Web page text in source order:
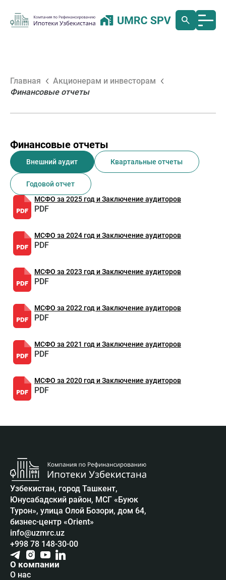
Главная
Акционерам и инвесторам
Финансовые отчеты
Финансовые отчеты
Внешний аудит Квартальные отчеты
Годовой отчет
МСФО за 2025 год и Заключение аудиторов
PDF
МСФО за 2024 год и Заключение аудиторов
PDF
МСФО за 2023 год и Заключение аудиторов
PDF
МСФО за 2022 год и Заключение аудиторов
PDF
МСФО за 2021 год и Заключение аудиторов
PDF
МСФО за 2020 год и Заключение аудиторов
PDF
Узбекистан, город Ташкент,
Юнусабадский район, МСГ «Буюк
Турон», улица Олой Бозори, дом 64,
бизнес-центр «Orient»
info@uzmrc.uz
+998 78 148-30-00
О компании
О нас